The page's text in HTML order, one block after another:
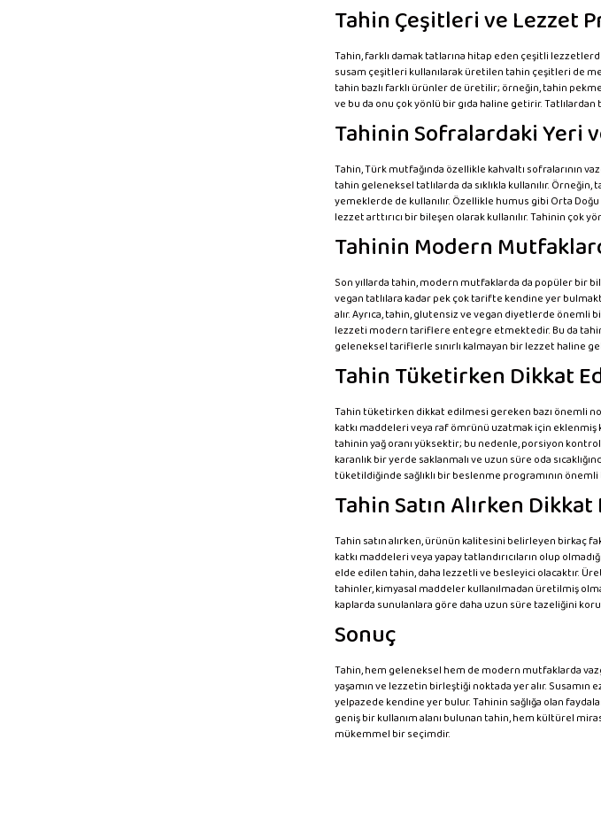
Tahin Çeşitleri ve Lezzet
Tahin, farklı damak tatlarına hitap eden çeşitli
susam çeşitleri kullanılarak üretilen tahin çeşitleri de
tahin bazlı farklı ürünler de üretilir; örneğin, tahin
ve bu da onu çok yönlü bir gıda haline getirir.
Tahinin Sofralardaki Yeri
Tahin, Türk mutfağında özellikle kahvaltı sofralarının
tahin geleneksel tatlılarda da sıklıkla kullanılır.
yemeklerde de kullanılır. Özellikle humus gibi Orta
lezzet arttırıcı bir bileşen olarak kullanılır. Tahinin
Tahinin Modern
Son yıllarda tahin, modern mutfaklarda da popüler bir
vegan tatlılara kadar pek çok tarifte kendine yer
alır. Ayrıca, tahin, glutensiz ve vegan diyetlerde
lezzeti modern tariflere entegre etmektedir. Bu da
geleneksel tariflerle sınırlı kalmayan bir lezzet haline
Tahin Tüketirken Dikkat
Tahin tüketirken dikkat edilmesi gereken bazı önemli
katkı maddeleri veya raf ömrünü uzatmak için eklenmiş
tahinin yağ oranı yüksektir; bu nedenle, porsiyon
karanlık bir yerde saklanmalı ve uzun süre oda
tüketildiğinde sağlıklı bir beslenme programının önemli
Tahin Satın Alırken
Tahin satın alırken, ürünün kalitesini belirleyen birkaç
katkı maddeleri veya yapay tatlandırıcıların olup
elde edilen tahin, daha lezzetli ve besleyici olacaktır.
tahinler, kimyasal maddeler kullanılmadan üretilmiş
kaplarda sunulanlara göre daha uzun süre tazeliğini
Sonuç
Tahin, hem geleneksel hem de modern mutfaklarda
yaşamın ve lezzetin birleştiği noktada yer alır.
yelpazede kendine yer bulur. Tahinin sağlığa olan
geniş bir kullanım alanı bulunan tahin, hem kültürel
mükemmel bir seçimdir.